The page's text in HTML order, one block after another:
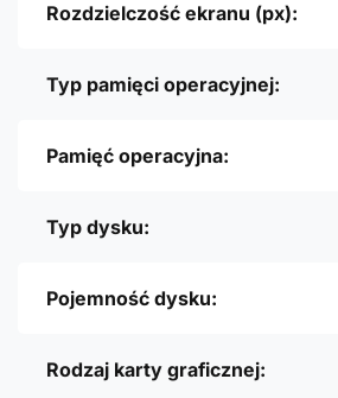
Rozdzielczość ekranu (px):
Typ pamięci operacyjnej:
Pamięć operacyjna:
Typ dysku:
Pojemność dysku:
Rodzaj karty graficznej: